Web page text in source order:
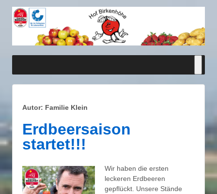
Autor: Familie Klein
Erdbeersaison
startet!!!
Wir haben die ersten
leckeren Erdbeeren
gepflückt. Unsere Stände